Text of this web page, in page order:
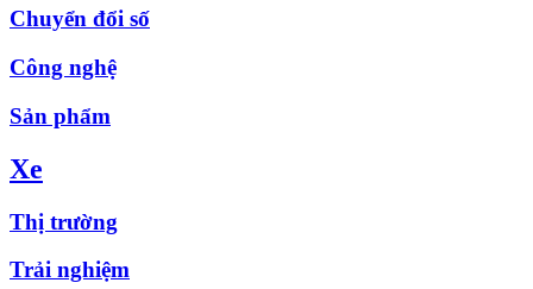
Chuyển đổi số
Công nghệ
Sản phẩm
Xe
Thị trường
Trải nghiệm